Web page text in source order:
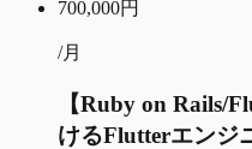
700,000円
/月
【Ruby on Rails/
けるFlutterエンジ